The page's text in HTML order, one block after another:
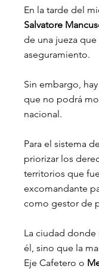
En la tarde del
Salvatore
de una jueza
aseguramiento.
Sin embargo,
que no podrá
nacional.
Para el sistema
priorizar los
territorios que
excomandante
como gestor de
La ciudad
él, sino que la
Eje Cafetero o